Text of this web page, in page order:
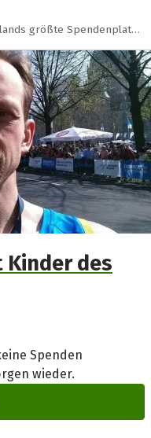
Deutschlands größte Spendenplattform
Kinder des
Spenden
wieder.